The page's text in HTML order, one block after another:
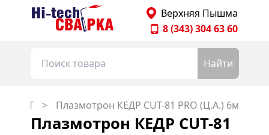
Главная страница HitechsvarkaВерхняя Пышма
8 (343) 304 63 60
Найти
CUT Плазмотрон КЕДР CUT-81 PRO (Ц.А.) 6м
Плазмотрон КЕДР CUT-81